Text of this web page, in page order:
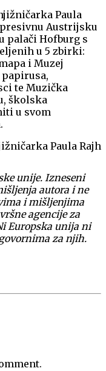
Paula
Austrijsku
palači Hofburg s
u 5 zbirki:
i Muzej
te Muzička
školska
u svom
Paula Rajh
unije. Izneseni
autora i ne
i mišljenjima
agencije za
Europska unija ni
za njih.